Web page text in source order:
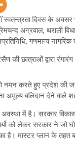
स्वतन्त्रता दिवस के
अग्रवाल, थराली
गणमान्य
की छात्राओं द्वारा
नमन करते हुए प्रदेश की
अमूल्य बलिदान देने वाले
अवस्था में है। सरकार
को लेकर सरकार ने जो
है। मास्टर प्लान के तहत